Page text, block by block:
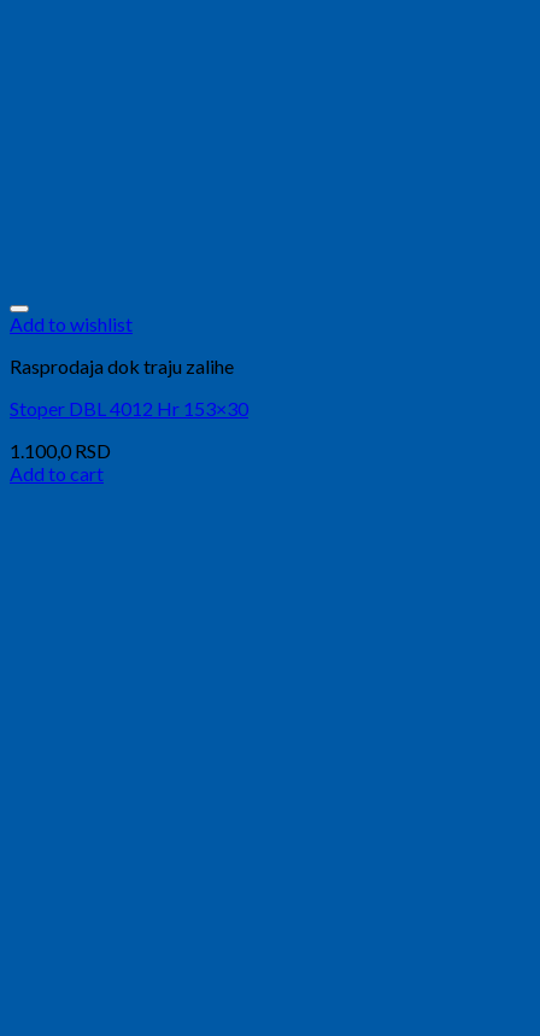
Add to wishlist
Rasprodaja dok traju zalihe
Stoper DBL 4012 Hr 153×30
1.100,0 RSD
Add to cart